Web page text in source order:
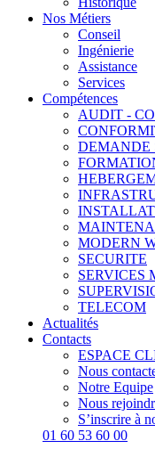
Nos Métiers
Conseil
Ingénierie
Assistance
Services
Compétences
AUDIT -
DEMANDE
MODERN
SECURITE
SERVICES
TELECOM
Actualités
Contacts
ESPACE
Nous
Notre Equipe
Nous
S’inscrire à
01 60 53 60 00